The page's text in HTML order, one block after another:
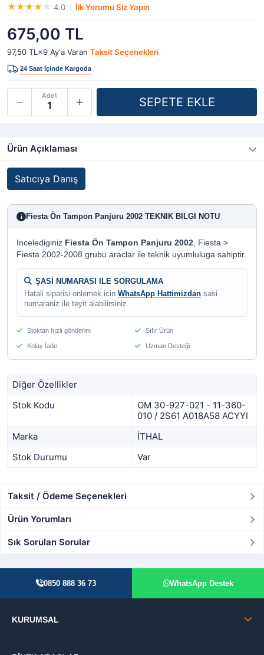
4.0 İlk Yorumu Siz Yapın
675,00 TL
97,50 TL×9 Ay'a Varan Taksit Seçenekleri
Adet
Ürün Açıklaması
Satıcıya Danış
i Fiesta Ön Tampon Panjuru 2002 TEKNIK BILGI NOTU
Incelediginiz Fiesta Ön Tampon Panjuru 2002, Fiesta >
Fiesta 2002-2008 grubu araclar ile teknik uyumluluga sahiptir.
ŞASİ NUMARASI ILE SORGULAMA
Hatali siparisi onlemek icin WhatsApp Hattimizdan sasi
numaraniz ile teyit alabilirsiniz.
Stoktan hızlı gönderim Sıfır Ürün
Kolay İade Uzman Desteği
Diğer Özellikler
Stok Kodu
OM 30-927-021 - 11-360-
010 / 2S61 A018A58 ACYYI
Marka
İTHAL
Stok Durumu
Var
Taksit / Ödeme Seçenekleri
Ürün Yorumları
Sık Sorulan Sorular
0850 888 36 73 WhatsApp Destek
KURUMSAL